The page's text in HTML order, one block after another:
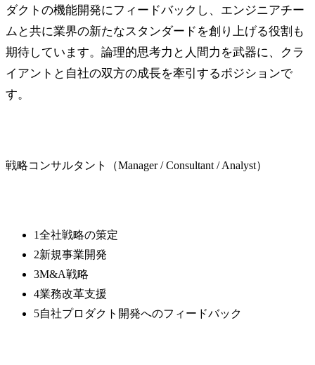
ダクトの機能開発にフィードバックし、エンジニアチー
ムと共に業界の新たなスタンダードを創り上げる役割も
期待しています。論理的思考力と人間力を武器に、クラ
イアントと自社の双方の成長を牽引するポジションで
す。
戦略コンサルタント（Manager / Consultant / Analyst）
1全社戦略の策定
2新規事業開発
3M&A戦略
4業務改革支援
5自社プロダクト開発へのフィードバック